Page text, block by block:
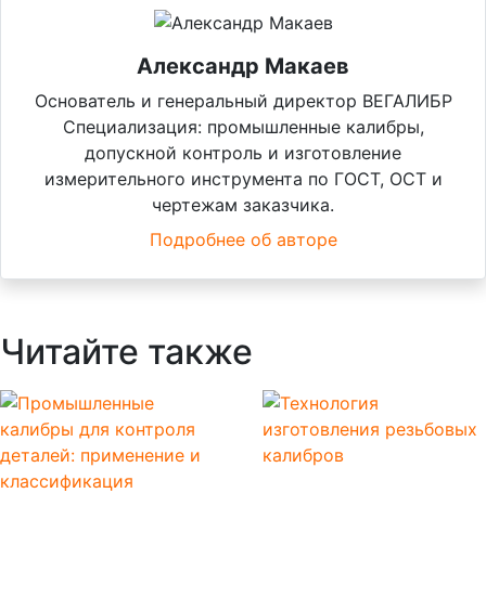
Александр Макаев
Основатель и генеральный директор ВЕГАЛИБР
Специализация: промышленные калибры,
допускной контроль и изготовление
измерительного инструмента по ГОСТ, ОСТ и
чертежам заказчика.
Подробнее об авторе
Читайте также